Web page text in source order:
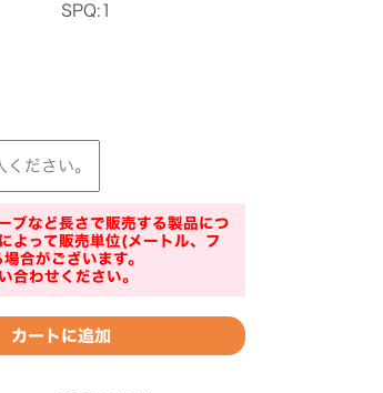
SPQ:1
ブなど長さで販売する製品につ
よって販売単位(メートル、フ
合がございます。
合わせください。